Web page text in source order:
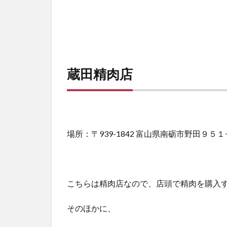
蔵田精肉店
場所：〒939-1842 富山県南砺市野田９５１
こちらは精肉店なので、店頭で精肉を購入
そのほかに、